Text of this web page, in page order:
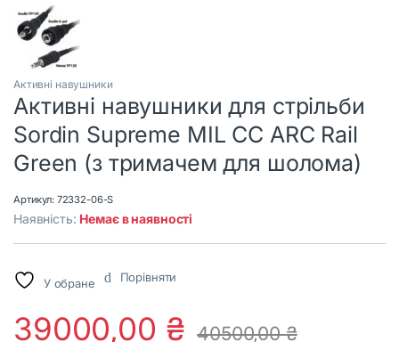
Активні навушники
Активні навушники для стрільби
Sordin Supreme MIL CC ARC Rail
Green (з тримачем для шолома)
Артикул: 72332-06-S
Наявність: Немає в наявності
У обране Порівняти
39000,00 ₴ 40500,00₴